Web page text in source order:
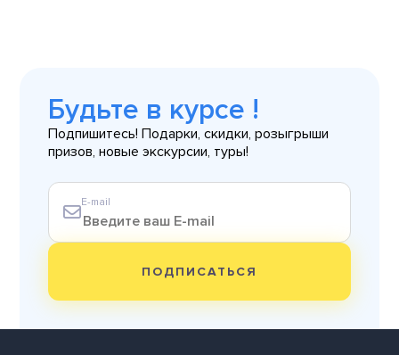
Будьте в курсе !
Подпишитесь! Подарки, скидки, розыгрыши
призов, новые экскурсии, туры!
E-mail
ПОДПИСАТЬСЯ